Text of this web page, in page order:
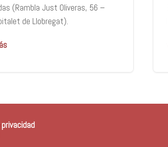
(Rambla Just Oliveras, 56 –
de Llobregat).